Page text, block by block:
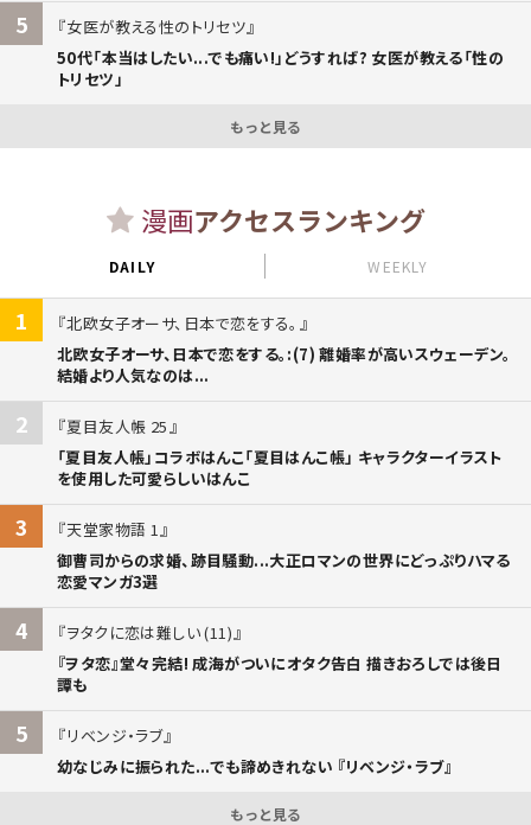
5
女医が教える性のトリセツ
50代「本当はしたい...でも痛い!」どうすれば? 女医が教える「性の
トリセツ」
もっと見る
漫画アクセスランキング
DAILY WEEKLY
1
北欧女子オーサ、日本で恋をする。
北欧女子オーサ、日本で恋をする。:(7) 離婚率が高いスウェーデン。
結婚より人気なのは...
2
夏目友人帳 25
「夏目友人帳」コラボはんこ「夏目はんこ帳」 キャラクターイラスト
を使用した可愛らしいはんこ
3
天堂家物語 1
御曹司からの求婚、跡目騒動...大正ロマンの世界にどっぷりハマる
恋愛マンガ3選
4
ヲタクに恋は難しい (11)
『ヲタ恋』堂々完結! 成海がついにオタク告白 描きおろしでは後日
譚も
5
リベンジ・ラブ
幼なじみに振られた...でも諦めきれない 『リベンジ・ラブ』
もっと見る